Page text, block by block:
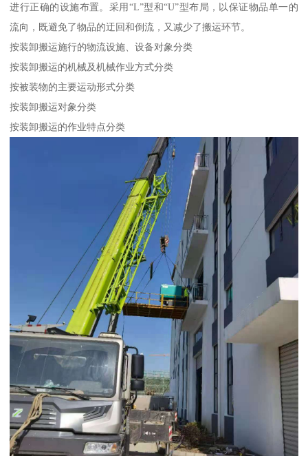
进行正确的设施布置。采用“L”型和“U”型布局，以保证物品单一的
流向，既避免了物品的迂回和倒流，又减少了搬运环节。
按装卸搬运施行的物流设施、设备对象分类
按装卸搬运的机械及机械作业方式分类
按被装物的主要运动形式分类
按装卸搬运对象分类
按装卸搬运的作业特点分类